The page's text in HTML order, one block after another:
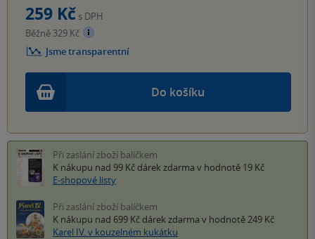
Do košíku
259 Kč s DPH
Běžně 329 Kč
Jsme transparentní
Při zaslání zboží balíčkem
K nákupu nad 99 Kč dárek zdarma v hodnotě 19 Kč
E-shopové listy
Při zaslání zboží balíčkem
K nákupu nad 699 Kč dárek zdarma v hodnotě 249 Kč
Karel IV. v kouzelném kukátku